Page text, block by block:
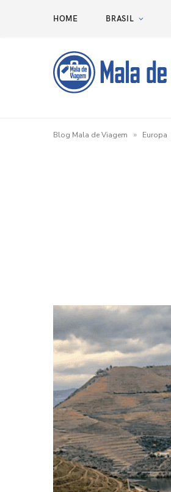
HOME BRASIL
Blog Mala de Viagem » Europa